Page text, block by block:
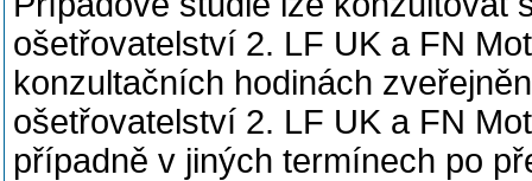
ošetřovatelství 2. LF UK a FN
konzultačních hodinách
ošetřovatelství 2. LF UK a FN
případně v jiných termínech po